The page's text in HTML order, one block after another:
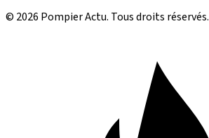
© 2026 Pompier Actu. Tous droits réservés.